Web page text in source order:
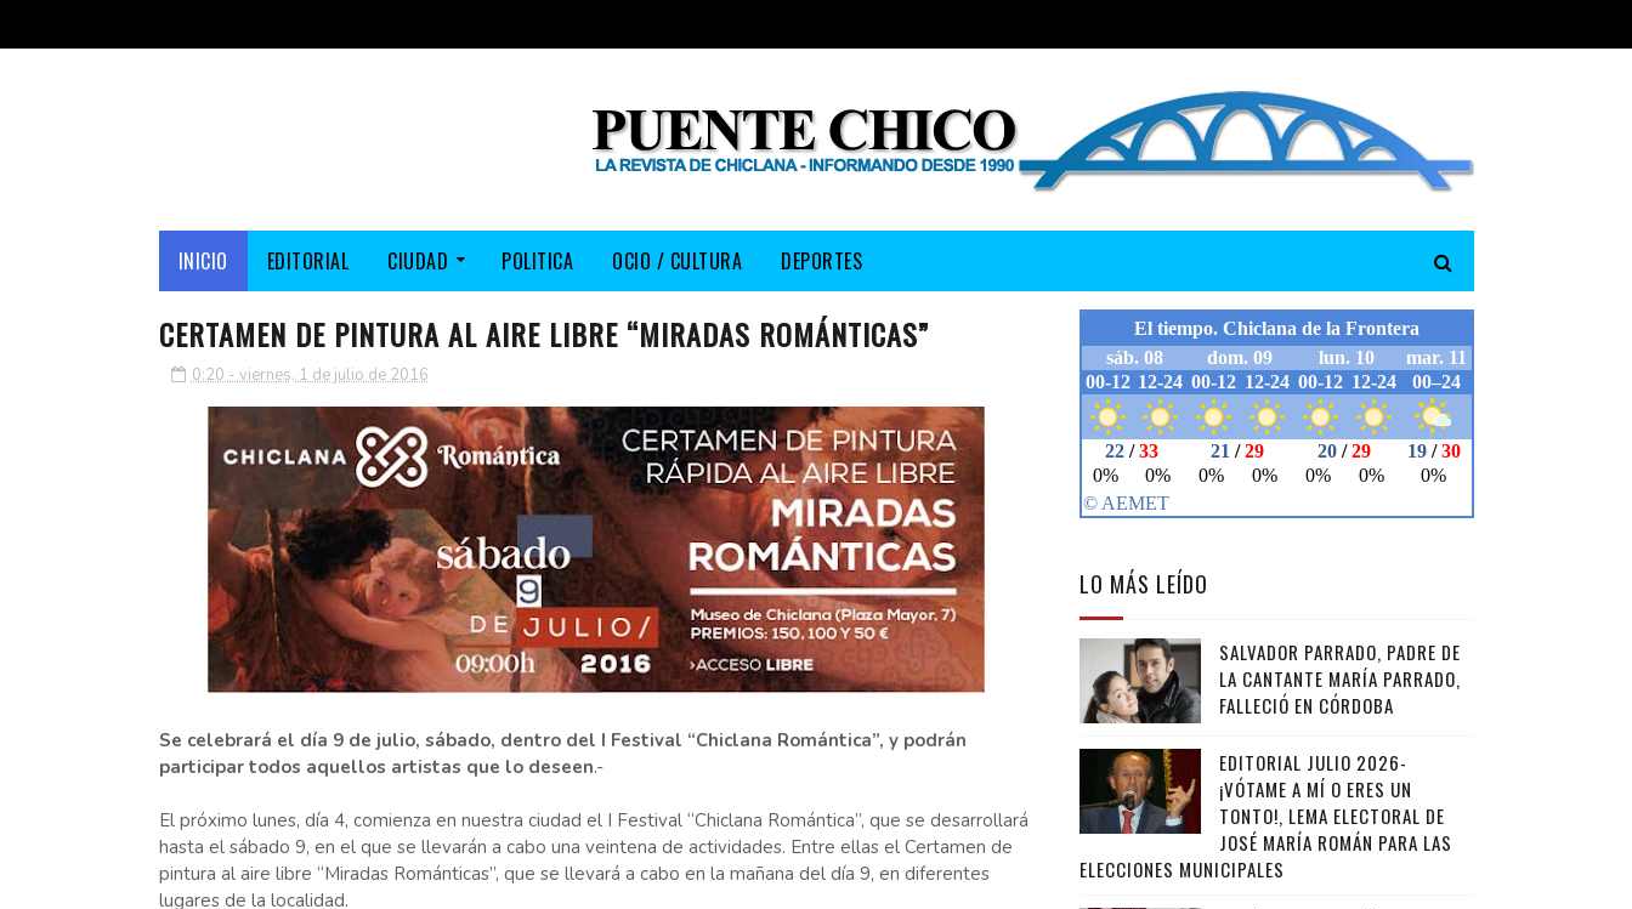
INICIO EDITORIAL CIUDAD POLITICA OCIO / CULTURA DEPORTES
CERTAMEN DE PINTURA AL AIRE LIBRE “MIRADAS ROMÁNTICAS”
0:20 - viernes, 1 de julio de 2016
Se celebrará el día 9 de julio, sábado, dentro del I Festival “Chiclana Romántica”, y podrán
participar todos aquellos artistas que lo deseen.-
El próximo lunes, día 4, comienza en nuestra ciudad el I Festival “Chiclana Romántica”, que se desarrollará
hasta el sábado 9, en el que se llevarán a cabo una veintena de actividades. Entre ellas el Certamen de
pintura al aire libre “Miradas Románticas”, que se llevará a cabo en la mañana del día 9, en diferentes
lugares de la localidad.
LO MÁS LEÍDO
SALVADOR PARRADO, PADRE DE
LA CANTANTE MARÍA PARRADO,
FALLECIÓ EN CÓRDOBA
EDITORIAL JULIO 2026-
¡VÓTAME A MÍ O ERES UN
TONTO!, LEMA ELECTORAL DE
JOSÉ MARÍA ROMÁN PARA LAS
ELECCIONES MUNICIPALES